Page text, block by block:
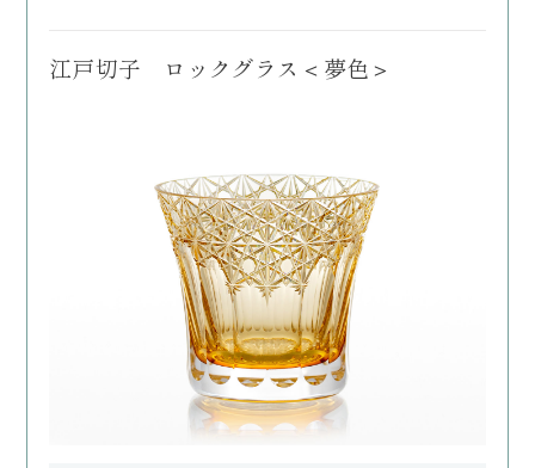
江戸切子 ロックグラス＜夢色＞